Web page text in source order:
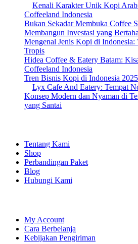
Kenali Karakter Unik Kopi
Coffeeland Indonesia
Bukan Sekadar Membuka Coffee
Membangun Investasi yang
Mengenal Jenis Kopi di Indonesia:
Tropis
Hidea Coffee & Eatery Batam:
Coffeeland Indonesia
Tren Bisnis Kopi di Indonesia
Lyx Cafe And Eatery: Tempat
Konsep Modern dan Nyaman di
yang Santai
Tentang Kami
Shop
Perbandingan Paket
Blog
Hubungi Kami
My Account
Cara Berbelanja
Kebijakan Pengiriman